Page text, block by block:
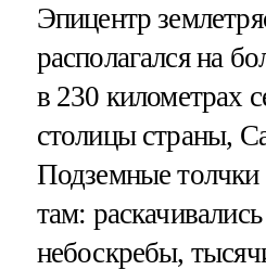
Эпицентр
располагался на
в 230 километрах
столицы страны,
Подземные
там:
небоскребы,